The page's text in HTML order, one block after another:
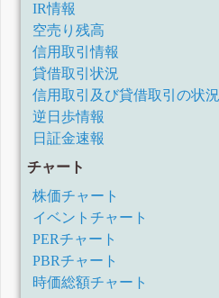
IR情報
空売り残高
信用取引情報
貸借取引状況
信用取引及び貸借取引の状況
逆日歩情報
日証金速報
チャート
株価チャート
イベントチャート
PERチャート
PBRチャート
時価総額チャート